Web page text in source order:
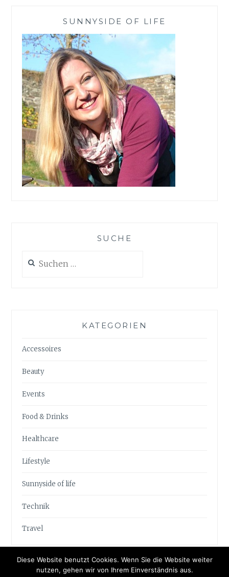
SUNNYSIDE OF LIFE
SUCHE
nach:
KATEGORIEN
Accessoires
Beauty
Events
Food & Drinks
Healthcare
Lifestyle
Sunnyside of life
Technik
Travel
Diese Website benutzt Cookies. Wenn Sie die Website weiter
nutzen, gehen wir von Ihrem Einverständnis aus.